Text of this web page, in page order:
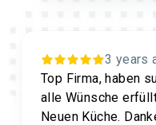
3 years
Top Firma, haben
alle Wünsche
Neuen Küche.